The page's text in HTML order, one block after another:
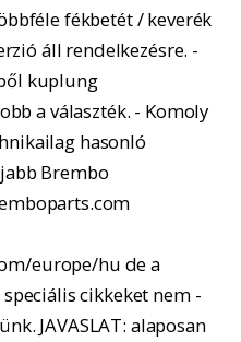
fékbetét / keverék
áll rendelkezésre. -
kuplung
a választék. - Komoly
hasonló
Brembo
europe/hu de a
cikkeket nem -
JAVASLAT: alaposan